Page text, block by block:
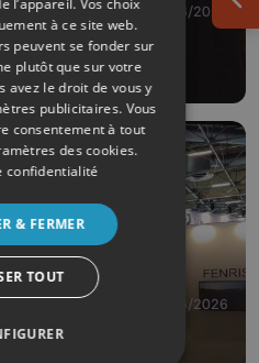
23/06/2026
mission
22/06/2026
l’appareil. Vos choix
à ce site web.
peuvent se fonder sur
plutôt que sur votre
avez le droit de vous y
publicitaires. Vous
consentement à tout
des cookies.
confidentialité
& FERMER
TOUT